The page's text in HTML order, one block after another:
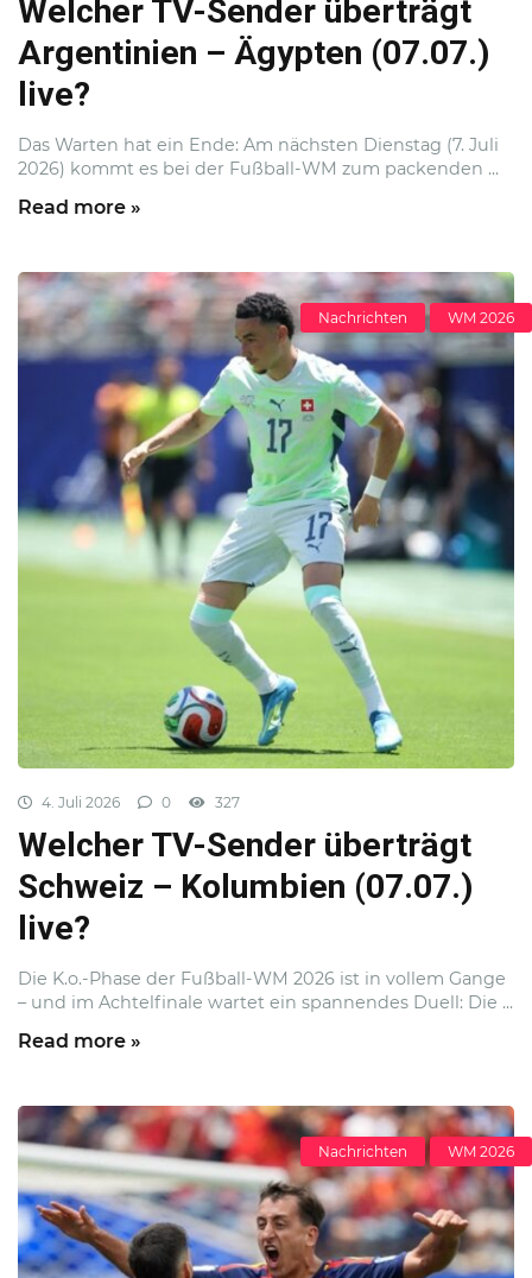
Welcher TV-Sender überträgt
Argentinien – Ägypten (07.07.)
live?
Das Warten hat ein Ende: Am nächsten Dienstag (7. Juli
2026) kommt es bei der Fußball-WM zum packenden ...
Read more »
Nachrichten WM 2026
4. Juli 2026 0 327
Welcher TV-Sender überträgt
Schweiz – Kolumbien (07.07.)
live?
Die K.o.-Phase der Fußball-WM 2026 ist in vollem Gange
– und im Achtelfinale wartet ein spannendes Duell: Die ...
Read more »
Nachrichten WM 2026